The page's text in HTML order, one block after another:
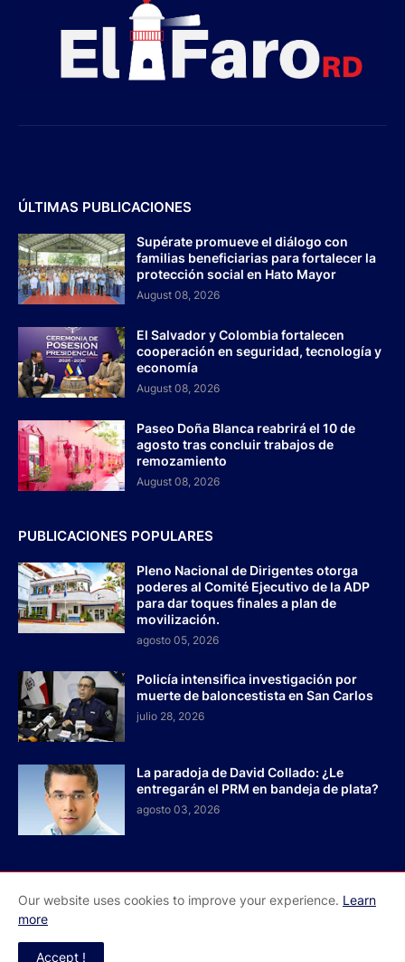
ÚLTIMAS PUBLICACIONES
Supérate promueve el diálogo con
familias beneficiarias para fortalecer la
protección social en Hato Mayor
August 08, 2026
El Salvador y Colombia fortalecen
cooperación en seguridad, tecnología y
economía
August 08, 2026
Paseo Doña Blanca reabrirá el 10 de
agosto tras concluir trabajos de
remozamiento
August 08, 2026
PUBLICACIONES POPULARES
Pleno Nacional de Dirigentes otorga
poderes al Comité Ejecutivo de la ADP
para dar toques finales a plan de
movilización.
agosto 05, 2026
Policía intensifica investigación por
muerte de baloncestista en San Carlos
julio 28, 2026
La paradoja de David Collado: ¿Le
entregarán el PRM en bandeja de plata?
agosto 03, 2026
Inicio Acerca de Nosotros
Contactos
Our website uses cookies to improve your experience. Learn
more
Accept !